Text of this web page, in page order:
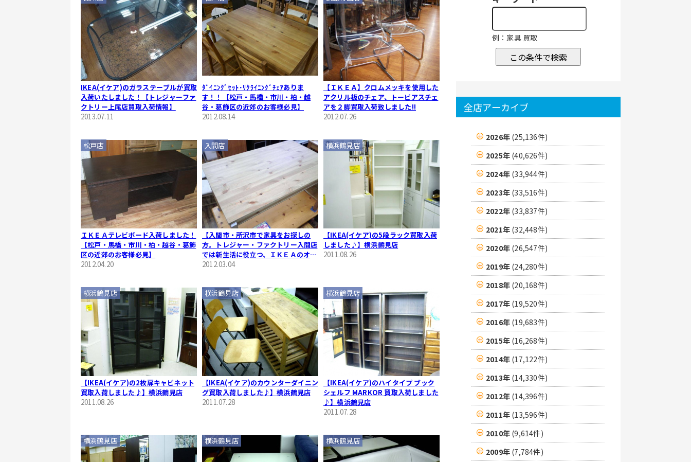
IKEA(イケア)のガラステーブルが買取
入荷いたしました！【トレジャーファ
クトリー上尾店買取入荷情報】
2013.07.11
ﾀﾞｲﾆﾝｸﾞｾｯﾄ･ﾘｸﾗｲﾆﾝｸﾞﾁｪｱありま
す！！【松戸・馬橋・市川・柏・越
谷・葛飾区の近郊のお客様必見】
2012.08.14
【ＩＫＥＡ】クロムメッキを使用した
アクリル板のチェア、トービアスチェ
アを２脚買取入荷致しました!!
2012.07.26
ＩＫＥＡテレビボード入荷しました！
【松戸・馬橋・市川・柏・越谷・葛飾
区の近郊のお客様必見】
2012.04.20
松戸店
【入間市・所沢市で家具をお探しの
方。トレジャー・ファクトリー入間店
では新生活に役立つ、ＩＫＥＡのオシ
ャレな家具を展示しております！！】
2012.03.04
入間店
【IKEA(イケア)の5段ラック買取入荷
しました♪】横浜鶴見店
2011.08.26
横浜鶴見店
【IKEA(イケア)の2枚扉キャビネット
買取入荷しました♪】横浜鶴見店
2011.08.26
横浜鶴見店
【IKEA(イケア)のカウンターダイニン
グ買取入荷しました♪】横浜鶴見店
2011.07.28
横浜鶴見店
【IKEA(イケア)のハイタイプ ブック
シェルフ MARKOR 買取入荷しました
♪】横浜鶴見店
2011.07.28
横浜鶴見店
横浜鶴見店 横浜鶴見店 横浜鶴見店
例：家具 買取
この条件で検索
全店アーカイブ
2026年 (25,136件)
2025年 (40,626件)
2024年 (33,944件)
2023年 (33,516件)
2022年 (33,837件)
2021年 (32,448件)
2020年 (26,547件)
2019年 (24,280件)
2018年 (20,168件)
2017年 (19,520件)
2016年 (19,683件)
2015年 (16,268件)
2014年 (17,122件)
2013年 (14,330件)
2012年 (14,396件)
2011年 (13,596件)
2010年 (9,614件)
2009年 (7,784件)